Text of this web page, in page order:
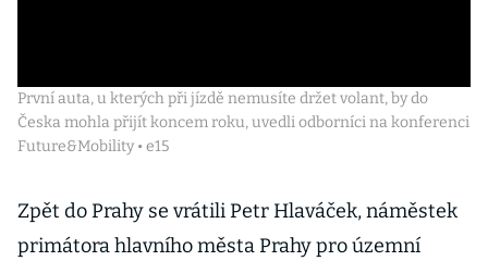
První auta, u kterých při jízdě nemusíte držet volant, by do
Česka mohla přijít koncem roku, uvedli odborníci na konferenci
Future&Mobility • e15
Zpět do Prahy se vrátili Petr Hlaváček, náměstek
primátora hlavního města Prahy pro územní